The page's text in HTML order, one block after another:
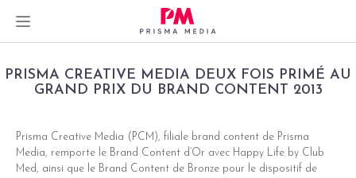
Skip
PRISMA CREATIVE MEDIA DEUX FOIS PRIMÉ AU
GRAND PRIX DU BRAND CONTENT 2013
Prisma Creative Media (PCM), filiale brand content de Prisma
Media, remporte le Brand Content d’Or avec Happy Life by Club
Med, ainsi que le Brand Content de Bronze pour le dispositif de